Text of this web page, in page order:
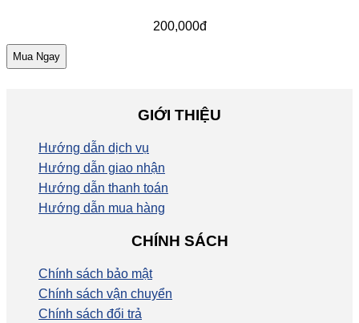
200,000đ
Mua Ngay
GIỚI THIỆU
Hướng dẫn dịch vụ
Hướng dẫn giao nhận
Hướng dẫn thanh toán
Hướng dẫn mua hàng
CHÍNH SÁCH
Chính sách bảo mật
Chính sách vận chuyển
Chính sách đổi trả